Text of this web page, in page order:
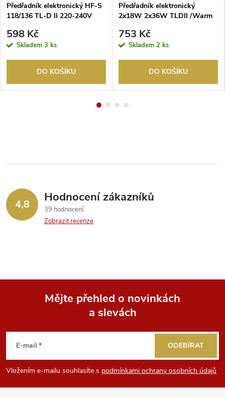
Předřadník elektronický HF-S
118/136 TL-D II 220-240V
598 Kč
Skladem 3 ks
DO KOŠÍKU
Předřadník elektronický
2x18W 2x36W TLDII /Warm
753 Kč
Skladem 2 ks
DO KOŠÍKU
4,8 Hodnocení zákazníků
39 hodnocení
Zobrazit recenze
p
Mějte přehled o novinkách
a slevách
E-mail
Vložením e-mailu souhlasíte s podmínkami ochrany osobních údajů
ODEBÍRAT